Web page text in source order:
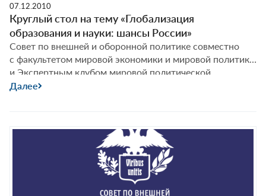
07.12.2010
Круглый стол на тему «Глобализация
образования и науки: шансы России»
Совет по внешней и оборонной политике совместно
с факультетом мировой экономики и мировой политики
и Экспертным клубом мировой политической
экономики ГУ-ВШЭ провели 7 декабря 2010 г. в Москве
Далее